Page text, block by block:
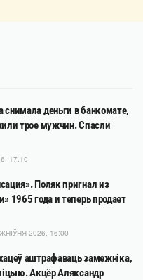
деньги в банкомате,
трое мужчин. Спасли
17:10
Поляк пригнал из
1965 года и теперь продает
2026, 16:00
аштрафаваць замежніка,
Акцёр Аляксандр